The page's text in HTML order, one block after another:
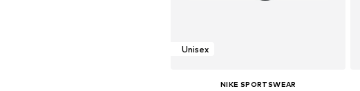
Unisex
NIKE SPORTSWEAR